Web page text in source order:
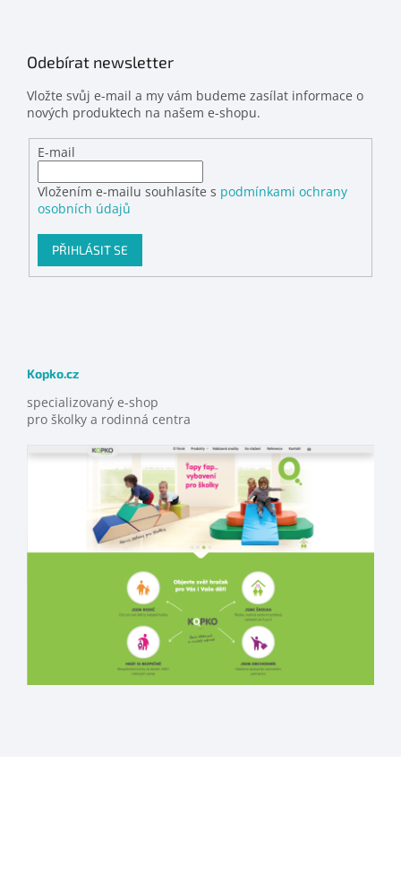
Odebírat newsletter
Vložte svůj e-mail a my vám budeme zasílat informace o
nových produktech na našem e-shopu.
E-mail
Vložením e-mailu souhlasíte s podmínkami ochrany
osobních údajů
PŘIHLÁSIT SE
Kopko.cz
specializovaný e-shop
pro školky a rodinná centra